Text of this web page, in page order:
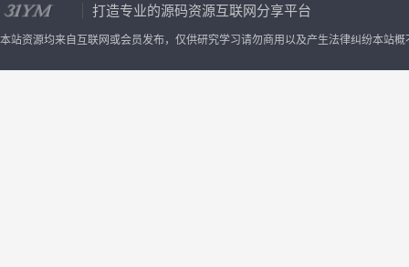
打造专业的源码资源互联网分享平台
本站资源均来自互联网或会员发布，仅供研究学习请勿商用以及产生法律纠纷本站